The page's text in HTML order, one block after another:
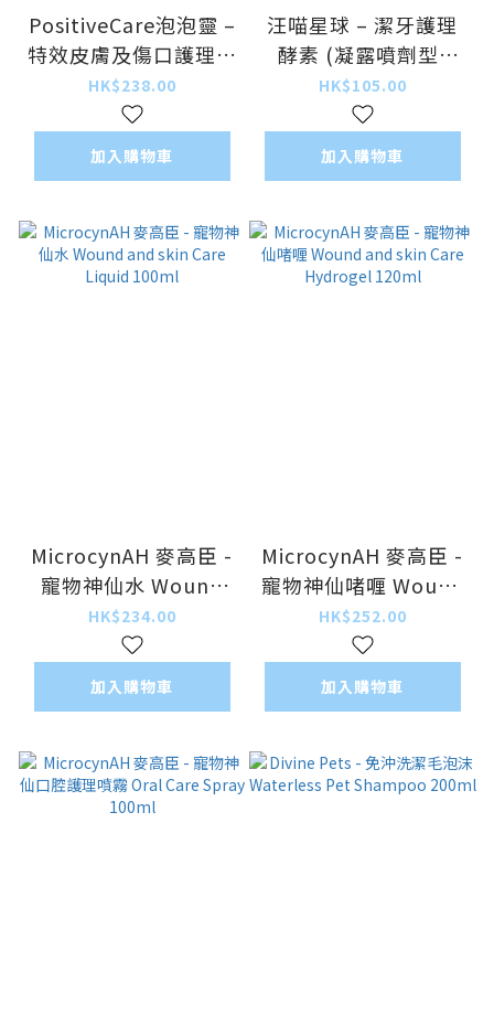
PositiveCare泡泡靈 –
特效皮膚及傷口護理急
救泡沫 (泡沫裝) 50ml
HK$238.00
加入購物車
汪喵星球 – 潔牙護理
酵素 (凝露噴劑型)
30ml
HK$105.00
加入購物車
MicrocynAH 麥高臣 -
寵物神仙水 Wound
and skin Care Liquid
100ml
HK$234.00
加入購物車
MicrocynAH 麥高臣 -
寵物神仙啫喱 Wound
and skin Care
Hydrogel 120ml
HK$252.00
加入購物車